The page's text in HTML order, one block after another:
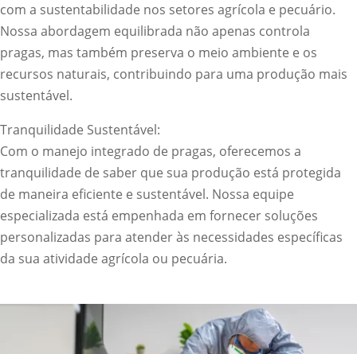
com a sustentabilidade nos setores agrícola e pecuário.
Nossa abordagem equilibrada não apenas controla
pragas, mas também preserva o meio ambiente e os
recursos naturais, contribuindo para uma produção mais
sustentável.
Tranquilidade Sustentável:
Com o manejo integrado de pragas, oferecemos a
tranquilidade de saber que sua produção está protegida
de maneira eficiente e sustentável. Nossa equipe
especializada está empenhada em fornecer soluções
personalizadas para atender às necessidades específicas
da sua atividade agrícola ou pecuária.